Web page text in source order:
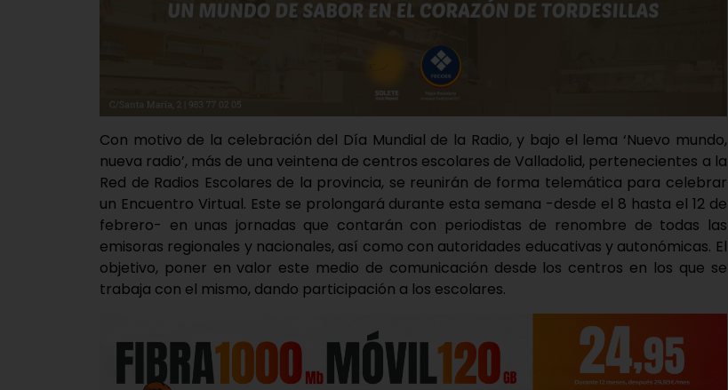
Con motivo de la celebración del Día Mundial de la Radio, y bajo el lema ‘Nuevo mundo,
nueva radio’, más de una veintena de centros escolares de Valladolid, pertenecientes a la
Red de Radios Escolares de la provincia, se reunirán de forma telemática para celebrar
un Encuentro Virtual. Este se prolongará durante esta semana -desde el 8 hasta el 12 de
febrero- en unas jornadas que contarán con periodistas de renombre de todas las
emisoras regionales y nacionales, así como con autoridades educativas y autonómicas. El
objetivo, poner en valor este medio de comunicación desde los centros en los que se
trabaja con el mismo, dando participación a los escolares.